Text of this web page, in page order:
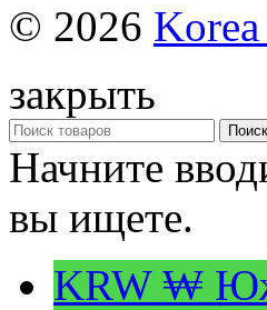
© 2026
закрыть
Поиск
Начните
вы ищете.
KRW ₩